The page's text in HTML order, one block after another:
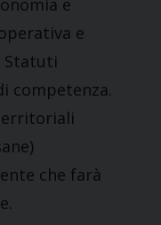
e
e
Statuti
competenza.
che farà